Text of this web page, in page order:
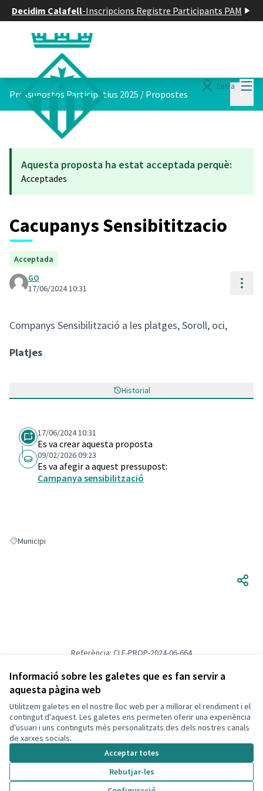
Informació sobre les galetes que es fan servir a
aquesta pàgina web
Utilitzem galetes en el nostre lloc web per a millorar el rendiment i el
contingut d'aquest. Les galetes ens permeten oferir una experiència
d'usuari i uns continguts més personalitzats des dels nostres canals
de xarxes socials.
Acceptar totes
Rebutjar-les
Decidim Calafell-Inscripcions Registre Participants PAM
Entra
Pressupostos Participatius 2025 / Propostes
Aquesta proposta ha estat acceptada perquè:
Acceptades
Cacupanys Sensibititzacio
Acceptada
GO
17/06/2024 10:31
Companys Sensibilització a les platges, Soroll, oci,
Platjes
Historial
17/06/2024 10:31
Es va crear aquesta proposta
09/02/2026 09:23
Es va afegir a aquest pressupost:
Campanya sensibilització
Resultats en filtrar per: Municipi
Municipi
Referència: CLF-PROP-2024-06-664
Verifica l'empremta digital
Termes i condicions d'ús
Configuració de les galetes
Decidim Calafell a X
(Enllaç extern)
Decidim Calafell a Facebook
Decidim Calafell a YouTube
Decidim Calafell a GitHub
(Enllaç extern)
Amb
(Enllaç